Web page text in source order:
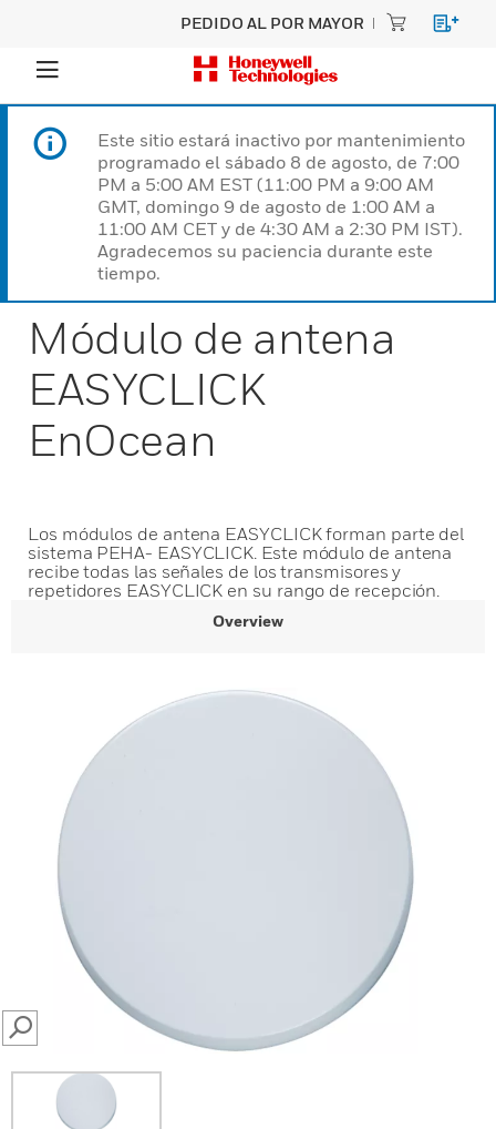
PEDIDO AL POR MAYOR
Este sitio estará inactivo por mantenimiento
programado el sábado 8 de agosto, de 7:00
PM a 5:00 AM EST (11:00 PM a 9:00 AM
GMT, domingo 9 de agosto de 1:00 AM a
11:00 AM CET y de 4:30 AM a 2:30 PM IST).
Agradecemos su paciencia durante este
tiempo.
Módulo de antena
EASYCLICK
EnOcean
Los módulos de antena EASYCLICK forman parte del
sistema PEHA- EASYCLICK. Este módulo de antena
recibe todas las señales de los transmisores y
repetidores EASYCLICK en su rango de recepción.
Overview
SEARCH